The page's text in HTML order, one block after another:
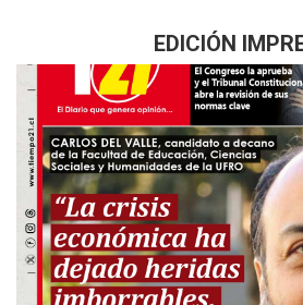
EDICIÓN